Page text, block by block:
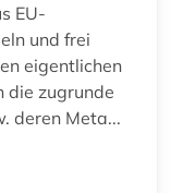
EU-
und frei
eigentlichen
die zugrunde
deren Meta...